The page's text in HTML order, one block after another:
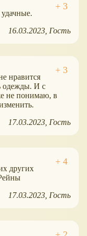
16.03.2023 Гость
нравится
одежды. И с
не понимаю, в
17.03.2023 Гость
других
17.03.2023 Гость